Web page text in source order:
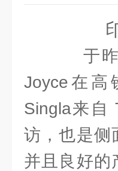
于昨
Joyce在高
Singla来自
访，也是侧
并且良好的